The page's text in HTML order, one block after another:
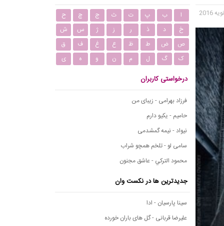
ا ب پ ت ث ج چ
ح
خ
د ذ ر ز ژ س
ش
ص
ض ط ظ ع غ ف
ق
ک
گ ل م ن و ه ی
درخواستی کاربران
فرزاد بهرامی - زیبای من
حامیم - یکیو دارم
نیواد - نیمه گمشدمی
سامی لو - تلخم همچو شراب
محمود التركي - عاشق مجنون
جدیدترین ها در نکست وان
سینا پارسیان - ادا
علیرضا قربانی - گل های باران خورده